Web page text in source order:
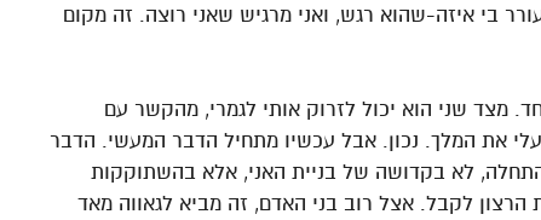
בי איזה-שהוא רגש, ואני מרגיש שאני רוצה. זה מקום
מצד שני הוא יכול לזרוק אותי לגמרי, מהקשר עם
את המלך. נכון. אבל עכשיו מתחיל הדבר המעשי. הדבר
לא בקדושה של בניית האני, אלא בהשתוקקות
לקבל. אצל רוב בני האדם, זה מביא לגאווה מאד